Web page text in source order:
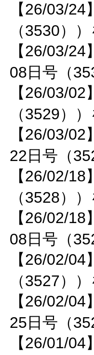
【26/03/24】
（3530）
【26/03/24
08日号（
【26/03/02】
（3529）
【26/03/02
22日号（
【26/02/18】
（3528）
【26/02/18
08日号（
【26/02/04】
（3527）
【26/02/04
25日号（
【26/01/04】